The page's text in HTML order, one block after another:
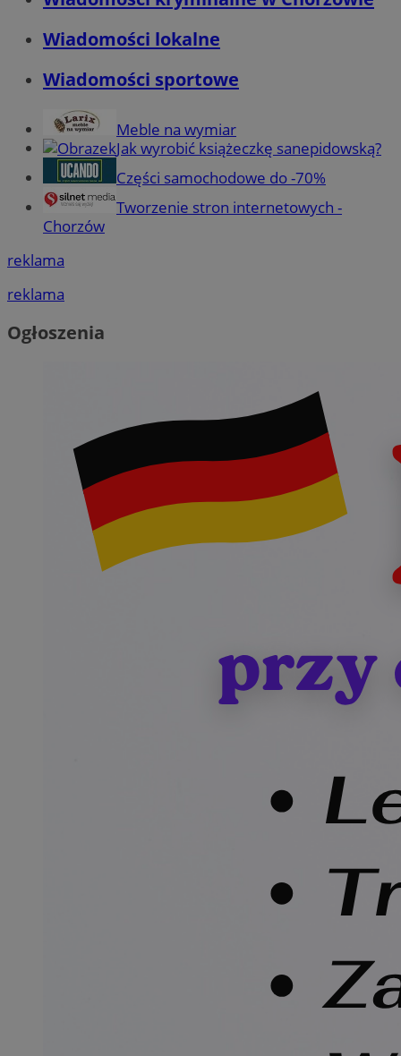
Wiadomości lokalne
Wiadomości sportowe
Meble na wymiar
Jak wyrobić książeczkę sanepidowską?
Części samochodowe do -70%
Tworzenie stron internetowych -
Chorzów
reklama
reklama
Ogłoszenia